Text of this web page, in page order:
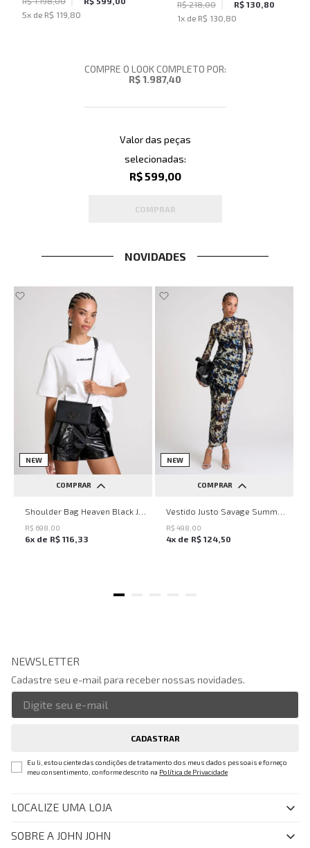
5x de R$ 119,80
Feminina
R$ 218,00
R$ 130,80
1x de R$ 130,80
COMPRE O LOOK COMPLETO POR:
R$ 1.987,40
Valor das peças
selecionadas:
R$ 599,00
COMPRAR
NOVIDADES
NEW
COMPRAR
UN
R$ 698 00
6x de R$ 116 33
NEW
COMPRAR
PP P M G
R$ 498 00
4x de R$ 124 50
NEWSLETTER
Cadastre seu e-mail para receber nossas novidades.
CADASTRAR
Eu li, estou ciente das condições de tratamento dos meus dados pessoais e forneço
meu consentimento, conforme descrito na Política de Privacidade
LOCALIZE UMA LOJA
SOBRE A JOHN JOHN